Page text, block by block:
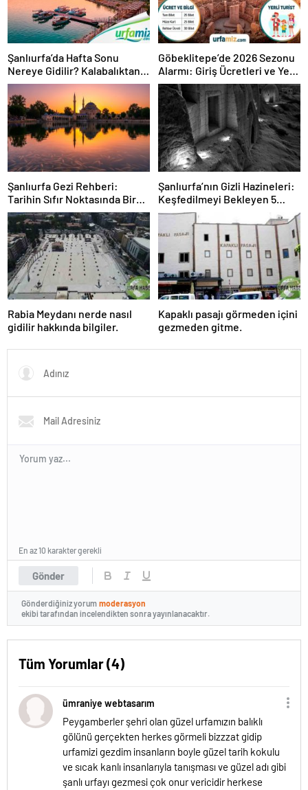
Şanlıurfa’da Hafta Sonu
Nereye Gidilir? Kalabalıktan
Uzak 3 Gizli Rota!
Göbeklitepe’de 2026 Sezonu
Alarmı: Giriş Ücretleri ve Yerli
Turiste “Özel” Tavsiyeler!
Şanlıurfa Gezi Rehberi:
Tarihin Sıfır Noktasında Bir
Yolculuk
Şanlıurfa’nın Gizli Hazineleri:
Keşfedilmeyi Bekleyen 5
Tarihi ve Kültürel Nokta
Rabia Meydanı nerde nasıl
gidilir hakkında bilgiler.
Kapaklı pasajı görmeden içini
gezmeden gitme.
Gönder
En az 10 karakter gerekli
Gönderdiğiniz yorum moderasyon
ekibi tarafından incelendikten sonra yayınlanacaktır.
Tüm Yorumlar (4)
ümraniye webtasarım
Peygamberler şehri olan güzel urfamızın balıklı
gölünü gerçekten herkes görmeli bizzzat gidip
urfamizi gezdim insanların boyle güzel tarih kokulu
ve sıcak kanlı insanlarıyla tanışması ve güzel adı gibi
şanlı urfayı gezmesi çok onur vericidir herkese